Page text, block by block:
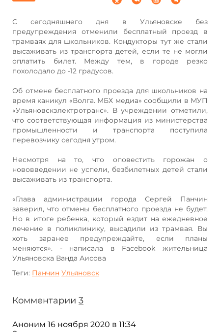
С сегодняшнего дня в Ульяновске без
предупреждения отменили бесплатный проезд в
трамваях для школьников. Кондукторы тут же стали
высаживать из транспорта детей, если те не могли
оплатить билет. Между тем, в городе резко
похолодало до -12 градусов.
Об отмене бесплатного проезда для школьников на
время каникул «Волга. МБХ медиа» сообщили в МУП
«Ульяновскэлектротранс». В учреждении отметили,
что соответствующая информация из министерства
промышленности и транспорта поступила
перевозчику сегодня утром.
Несмотря на то, что оповестить горожан о
нововведении не успели, безбилетных детей стали
высаживать из транспорта.
«Глава администрации города Сергей Панчин
заверил, что отмены бесплатного проезда не будет.
Но в итоге ребенка, который ездит на ежедневное
лечение в поликлинику, высадили из трамвая. Вы
хоть заранее предупреждайте, если планы
меняются». - написала в Facebook жительница
Ульяновска Ванда Аисова
Теги: Панчин Ульяновск
Комментарии 3
Аноним 16 ноября 2020 в 11:34